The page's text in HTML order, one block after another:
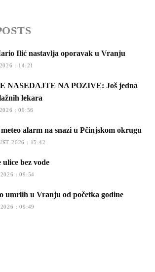
Ilić nastavlja oporavak u Vranju
: 14:21
NASEDAJTE NA POZIVE: Još jedna
lekara
: 09:56
alarm na snazi u Pčinjskom okrugu
2026 : 15:42
bez vode
: 09:54
umrlih u Vranju od početka godine
: 09:49